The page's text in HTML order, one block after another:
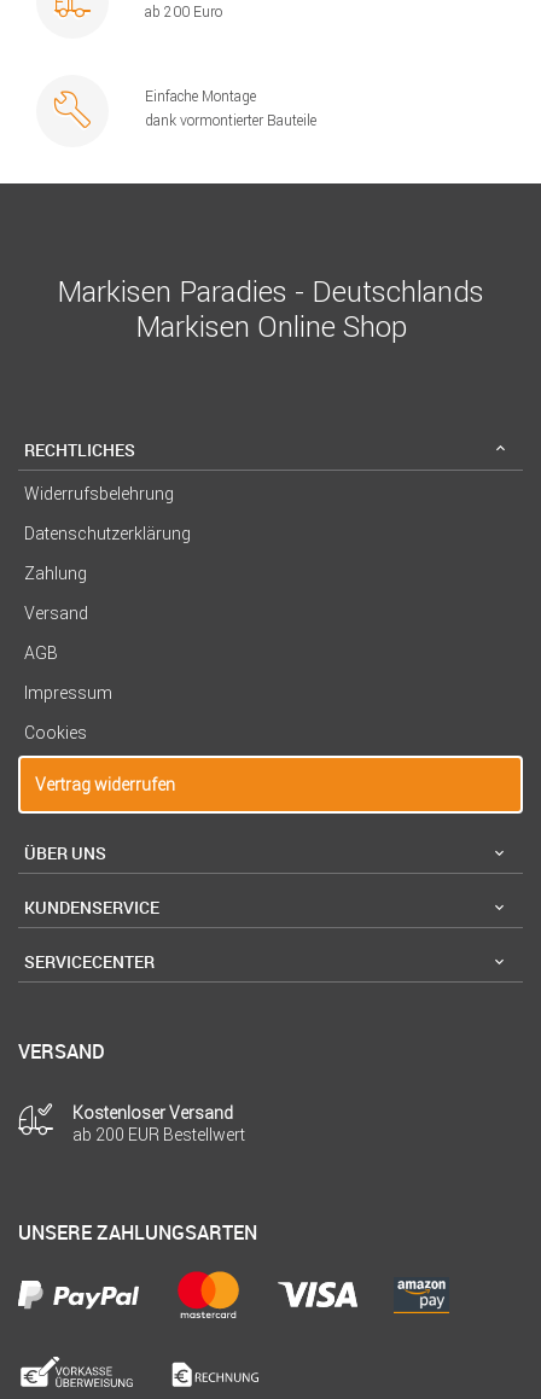
ab 200 Euro
Einfache Montage
dank vormontierter Bauteile
Markisen Paradies - Deutschlands
Markisen Online Shop
RECHTLICHES
Widerrufsbelehrung
Datenschutzerklärung
Zahlung
Versand
AGB
Impressum
Cookies
Vertrag widerrufen
ÜBER UNS
KUNDENSERVICE
SERVICECENTER
VERSAND
Kostenloser Versand
ab 200 EUR Bestellwert
UNSERE ZAHLUNGSARTEN